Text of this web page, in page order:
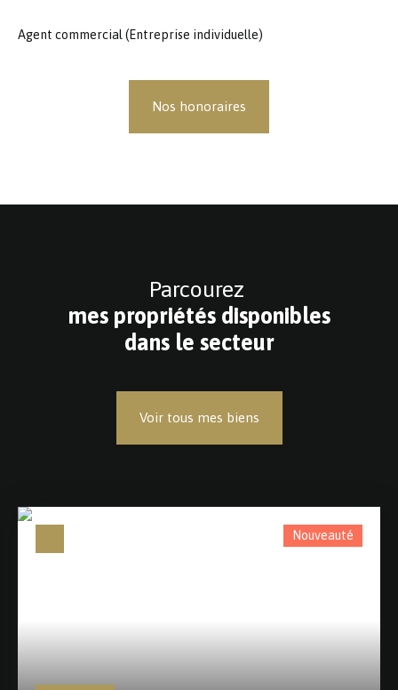
Agent commercial (Entreprise individuelle)
Nos honoraires
Parcourez
mes propriétés disponibles
dans le secteur
Voir tous mes biens
Nouveauté